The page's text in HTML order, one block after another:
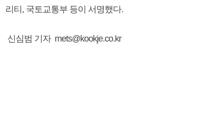
리티, 국토교통부 등이 서명했다.
신심범 기자 mets@kookje.co.kr